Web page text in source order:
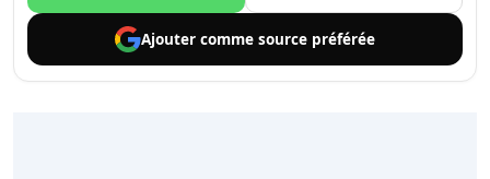
Ajouter comme source préférée